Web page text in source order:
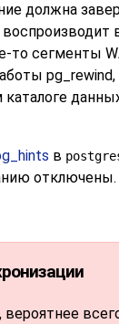
должна
то сегменты
pg_rewind
каталоге
в